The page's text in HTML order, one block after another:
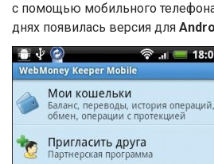
с помощью мобильного
днях появилась версия для